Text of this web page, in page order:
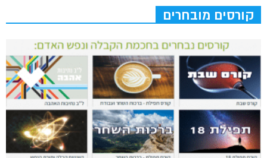
קורסים מובחרים